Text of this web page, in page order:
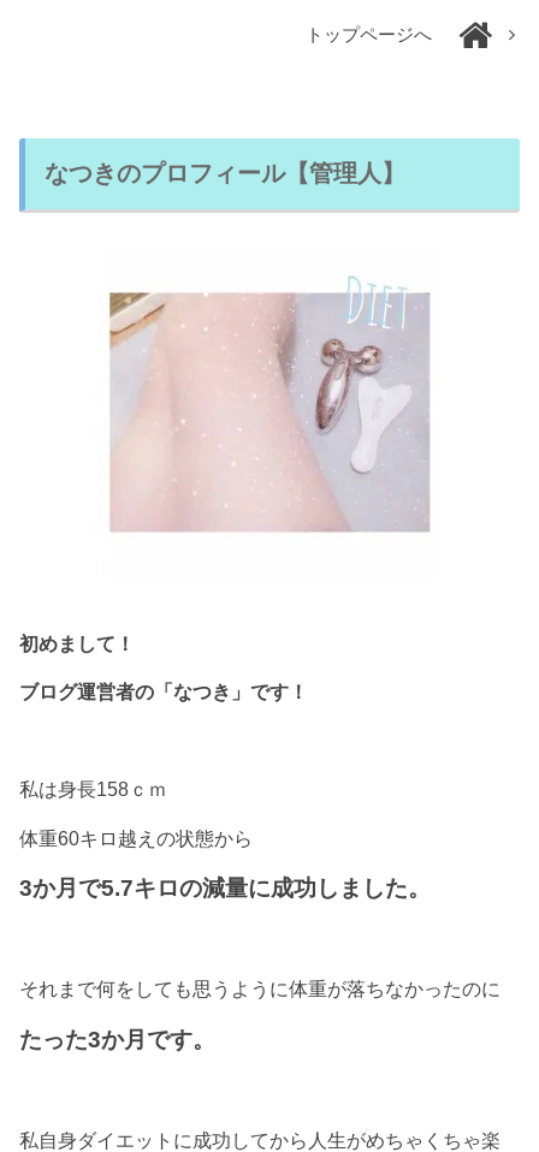
トップページへ
なつきのプロフィール【管理人】
初めまして！
ブログ運営者の「なつき」です！
私は身長158ｃｍ
体重60キロ越えの状態から
3か月で5.7キロの減量に成功しました。
それまで何をしても思うように体重が落ちなかったのに
たった3か月です。
私自身ダイエットに成功してから人生がめちゃくちゃ楽